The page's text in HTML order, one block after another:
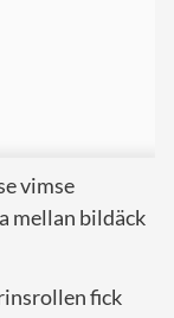
vimse
mellan bildäck
fick